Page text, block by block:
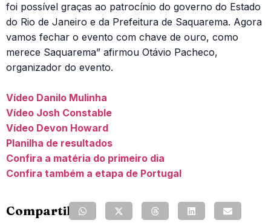
foi possível graças ao patrocínio do governo do Estado
do Rio de Janeiro e da Prefeitura de Saquarema. Agora
vamos fechar o evento com chave de ouro, como
merece Saquarema” afirmou Otávio Pacheco,
organizador do evento.
Vídeo Danilo Mulinha
Vídeo Josh Constable
Vídeo Devon Howard
Planilha de resultados
Confira a matéria do primeiro dia
Confira também a etapa de Portugal
Compartilhe: